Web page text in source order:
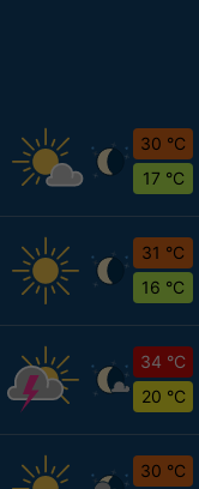
30 °C
17 °C
31 °C
16 °C
34 °C
20 °C
30 °C